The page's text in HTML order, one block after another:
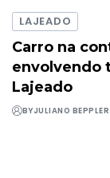
LAJEADO
Carro na
envolvendo
Lajeado
BYJULIANO